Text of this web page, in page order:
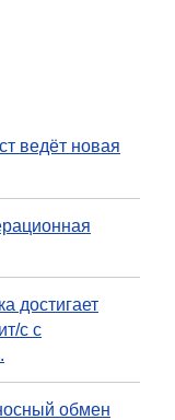
ведёт новая
достигает
с с
обмен